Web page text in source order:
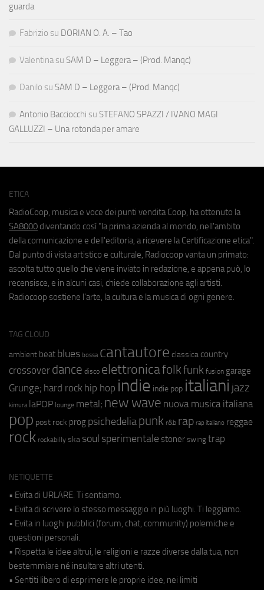
guarda
Fabrizio su DORIAN O. A. – Tao
Valentina su SAM D – Leggera – (Prod. Manqc)
Danilo su SAM D – Leggera – (Prod. Manqc)
Antonio Bacciocchi su STEFANO SPAZZI / IVANO MAGI
GALLUZZI – Una rotonda per amare
ETICA
RadioCoop, musica e voce dei punti vendita Coop, ha ottenuto la
SA8000 diventando così "la prima azienda al mondo, nell'ambito
della comunicazione e dell'editoria, a ricevere la Certificazione etica".
Dal punto di vista artistico e culturale, Radiocoop vanta un primato:
ascolta tutto quello che viene inviato in redazione, e appena può, lo
recensisce, e in alcuni casi, chiede collaborazione agli artisti.
Radiocoop sostiene l'arte, la cultura e la musica di ogni genere.
TAG CLOUD
ambient beat blues bossa cantautore classica country
crossover dance disco elettronicafolkfunk fusion garage
Grunge; hard rock hip hop indie indie pop italiani jazz
kimura laPOP lounge metal; new wave nuova musica italiana
pop post rock prog psichedeliapunk r&b rap rap italiano reggae
rock rockabilly ska soul sperimentale stoner swing trap
NETIQUETTE
• Evita di URLARE. Ti sentiamo.
• Evita di scrivere lo stesso messaggio in più luoghi. Ti leggiamo.
• Evita in luoghi pubblici (forum, chat, community) polemiche e
questioni personali.
• Rispetta le idee altrui, le religioni e razze diverse dalla tua, non
bestemmiare né insultare altri utenti.
• Sentiti libero di esprimere le proprie idee, nei limiti